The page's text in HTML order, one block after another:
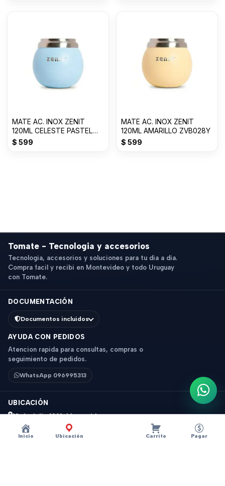
Inicio Ubicación Carrito Pagar
MATE AC. INOX ZENIT
120ML CELESTE PASTEL
ZVB028C
$ 599
MATE AC. INOX ZENIT
120ML AMARILLO ZVB028Y
$ 599
Tomate - Tecnologia y accesorios
Tecnologia, accesorios y soluciones para tu dia a dia.
Compra facil y recibi en Montevideo y todo Uruguay
con Tomate.
DOCUMENTACIÓN
Documentos incluidos
AYUDA CON PEDIDOS
Atencion rapida para consultas, compras o
seguimiento de pedidos.
WhatsApp 096995313
UBICACIÓN
18 de Julio 1831, Montevideo
Horario: 9 a 18 hs